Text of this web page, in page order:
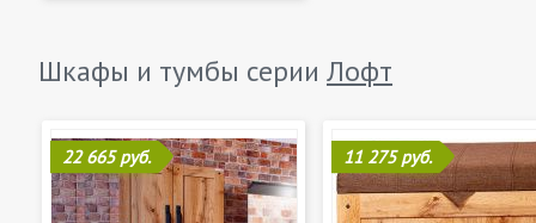
Шкафы и тумбы серии Лофт
22 665 руб. 11 275 руб.